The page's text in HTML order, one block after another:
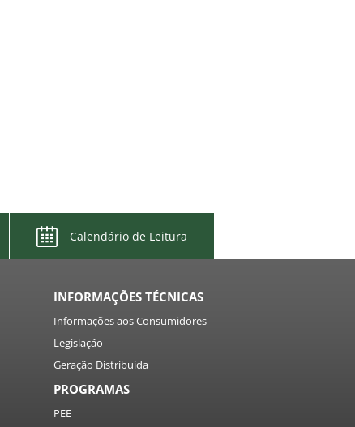
Calendário de Leitura
INFORMAÇÕES TÉCNICAS
Informações aos Consumidores
Legislação
Geração Distribuída
PROGRAMAS
PEE